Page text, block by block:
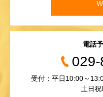
電話
受付：平日10:00～
土日